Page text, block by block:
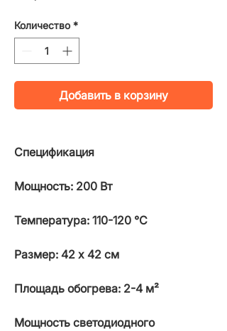
Количество *
Добавить в корзину
Спецификация
Мощность: 200 Вт
Температура: 110-120 °C
Размер: 42 х 42 см
Площадь обогрева: 2-4 м²
Мощность светодиодного